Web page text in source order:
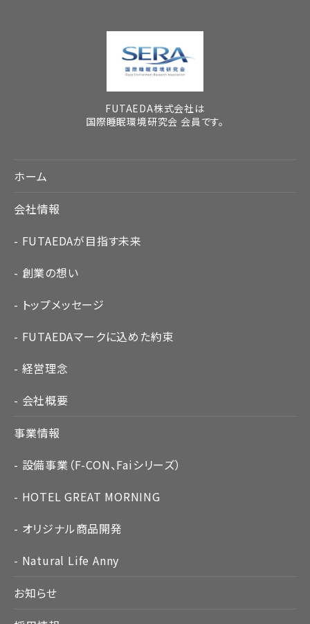
FUTAEDA株式会社は
国際睡眠環境研究会 会員です。
ホーム
会社情報
FUTAEDAが目指す未来
創業の想い
トップメッセージ
FUTAEDAマークに込めた約束
経営理念
会社概要
事業情報
設備事業（F-CON、Faiシリーズ）
HOTEL GREAT MORNING
オリジナル商品開発
Natural Life Anny
お知らせ